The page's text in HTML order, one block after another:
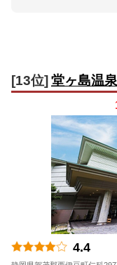
[13位] 堂ヶ島温
4.4